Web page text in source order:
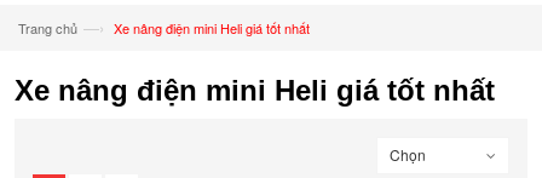
Trang chủ —› Xe nâng điện mini Heli giá tốt nhất
Xe nâng điện mini Heli giá tốt nhất
Chọn